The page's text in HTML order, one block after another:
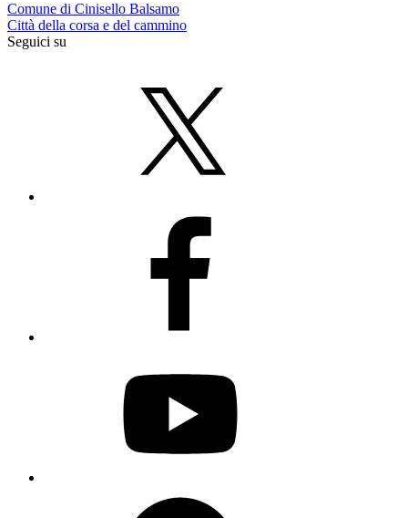
Comune di Cinisello Balsamo
Città della corsa e del cammino
Seguici su